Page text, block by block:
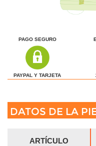
PAGO SEGURO
PAYPAL Y TARJETA
DATOS DE LA
ARTÍCULO